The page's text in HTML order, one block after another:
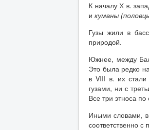
К началу Х в.
и куманы
Гузы жили в
природой.
Южнее, между
Это была редко
в VIII в. их
гузами, ни с
Все три этноса
Иными словами, в
соответственно